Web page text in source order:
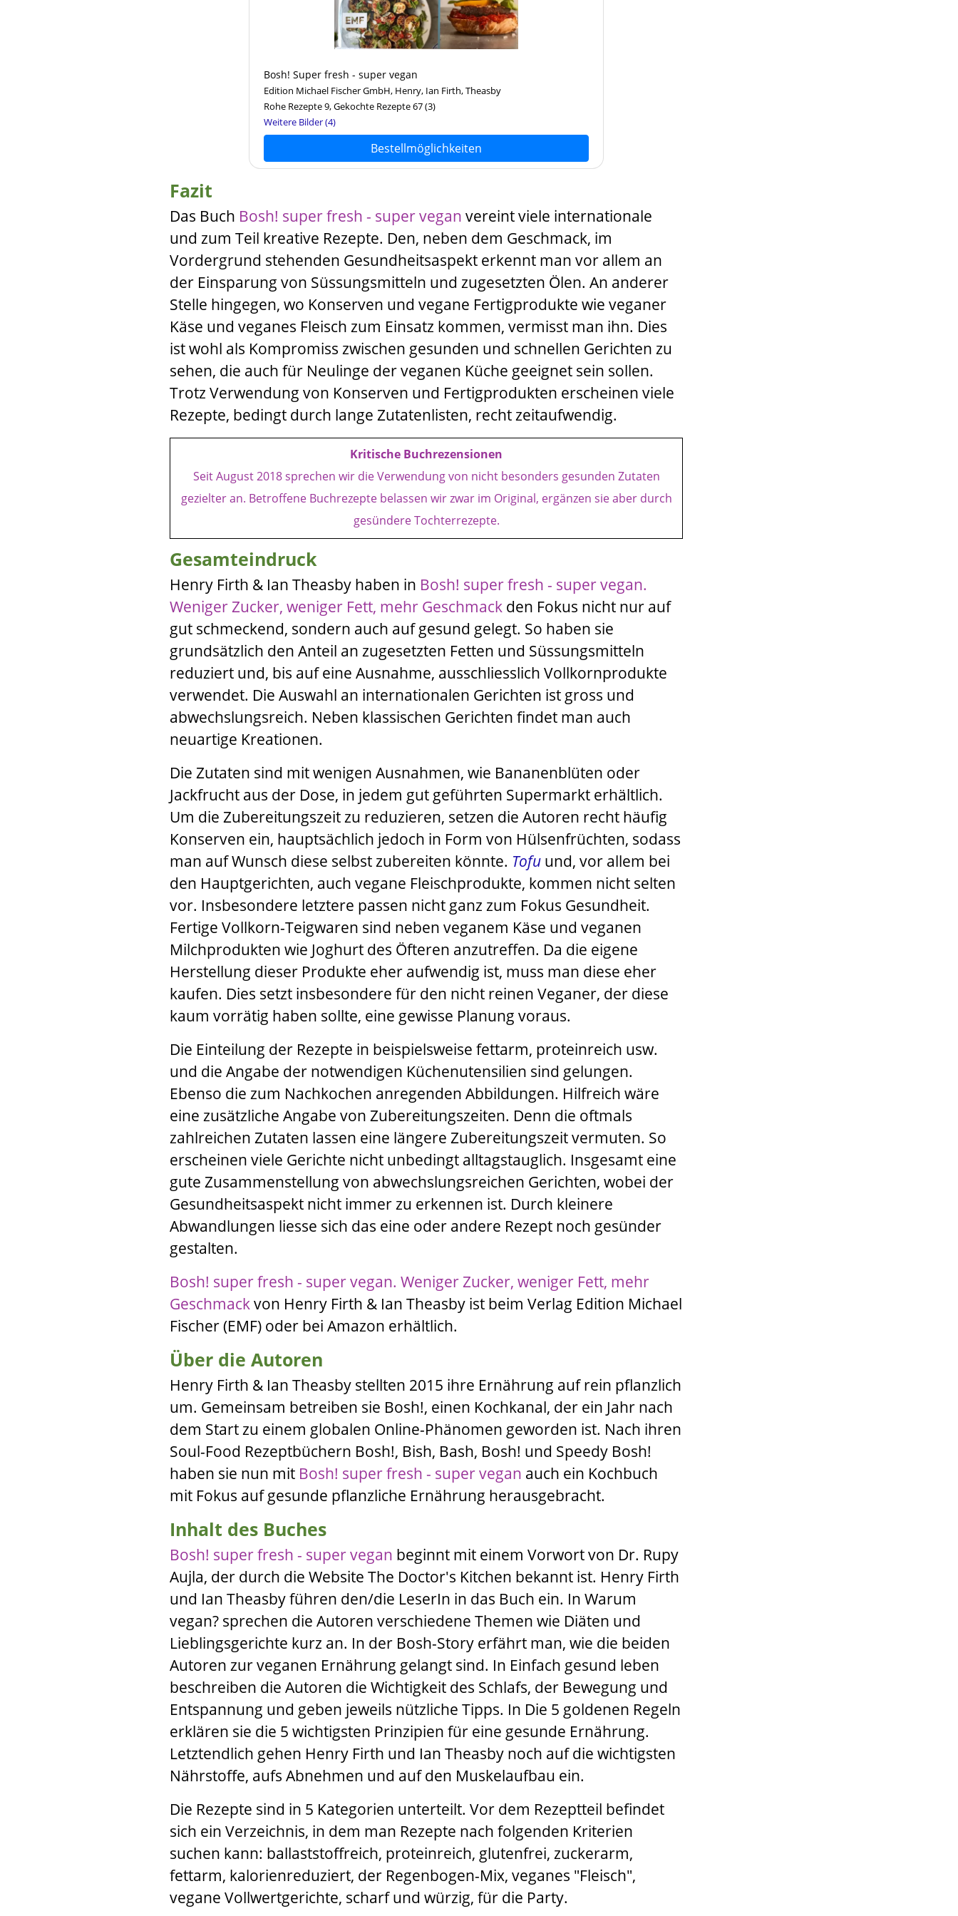
Bosh! Super fresh - super vegan
Edition Michael Fischer GmbH, Henry, Ian Firth, Theasby
Rohe Rezepte 9, Gekochte Rezepte 67(3)
Weitere Bilder (4)
Bestellmöglichkeiten
Fazit
Das Buch Bosh! super fresh - super vegan vereint viele internationale
und zum Teil kreative Rezepte. Den, neben dem Geschmack, im
Vordergrund stehenden Gesundheitsaspekt erkennt man vor allem an
der Einsparung von Süssungsmitteln und zugesetzten Ölen. An anderer
Stelle hingegen, wo Konserven und vegane Fertigprodukte wie veganer
Käse und veganes Fleisch zum Einsatz kommen, vermisst man ihn. Dies
ist wohl als Kompromiss zwischen gesunden und schnellen Gerichten zu
sehen, die auch für Neulinge der veganen Küche geeignet sein sollen.
Trotz Verwendung von Konserven und Fertigprodukten erscheinen viele
Rezepte, bedingt durch lange Zutatenlisten, recht zeitaufwendig.
Kritische Buchrezensionen
Seit August 2018 sprechen wir die Verwendung von nicht besonders gesunden Zutaten
gezielter an. Betroffene Buchrezepte belassen wir zwar im Original, ergänzen sie aber durch
gesündere Tochterrezepte.
Gesamteindruck
Henry Firth & Ian Theasby haben in Bosh! super fresh - super vegan.
Weniger Zucker, weniger Fett, mehr Geschmack den Fokus nicht nur auf
gut schmeckend, sondern auch auf gesund gelegt. So haben sie
grundsätzlich den Anteil an zugesetzten Fetten und Süssungsmitteln
reduziert und, bis auf eine Ausnahme, ausschliesslich Vollkornprodukte
verwendet. Die Auswahl an internationalen Gerichten ist gross und
abwechslungsreich. Neben klassischen Gerichten findet man auch
neuartige Kreationen.
Die Zutaten sind mit wenigen Ausnahmen, wie Bananenblüten oder
Jackfrucht aus der Dose, in jedem gut geführten Supermarkt erhältlich.
Um die Zubereitungszeit zu reduzieren, setzen die Autoren recht häufig
Konserven ein, hauptsächlich jedoch in Form von Hülsenfrüchten, sodass
man auf Wunsch diese selbst zubereiten könnte. Tofu und, vor allem bei
den Hauptgerichten, auch vegane Fleischprodukte, kommen nicht selten
vor. Insbesondere letztere passen nicht ganz zum Fokus Gesundheit.
Fertige Vollkorn-Teigwaren sind neben veganem Käse und veganen
Milchprodukten wie Joghurt des Öfteren anzutreffen. Da die eigene
Herstellung dieser Produkte eher aufwendig ist, muss man diese eher
kaufen. Dies setzt insbesondere für den nicht reinen Veganer, der diese
kaum vorrätig haben sollte, eine gewisse Planung voraus.
Die Einteilung der Rezepte in beispielsweise fettarm, proteinreich usw.
und die Angabe der notwendigen Küchenutensilien sind gelungen.
Ebenso die zum Nachkochen anregenden Abbildungen. Hilfreich wäre
eine zusätzliche Angabe von Zubereitungszeiten. Denn die oftmals
zahlreichen Zutaten lassen eine längere Zubereitungszeit vermuten. So
erscheinen viele Gerichte nicht unbedingt alltagstauglich. Insgesamt eine
gute Zusammenstellung von abwechslungsreichen Gerichten, wobei der
Gesundheitsaspekt nicht immer zu erkennen ist. Durch kleinere
Abwandlungen liesse sich das eine oder andere Rezept noch gesünder
gestalten.
Bosh! super fresh - super vegan. Weniger Zucker, weniger Fett, mehr
Geschmackvon Henry Firth & Ian Theasby ist beim Verlag Edition Michael
Fischer(EMF) oder bei Amazon erhältlich.
Über die Autoren
Henry Firth & Ian Theasby stellten 2015 ihre Ernährung auf rein pflanzlich
um. Gemeinsam betreiben sie Bosh!, einen Kochkanal, der ein Jahr nach
dem Start zu einem globalen Online-Phänomen geworden ist. Nach ihren
Soul-Food Rezeptbüchern Bosh!, Bish, Bash, Bosh! und Speedy Bosh!
haben sie nun mit Bosh! super fresh - super vegan auch ein Kochbuch
mit Fokus auf gesunde pflanzliche Ernährung herausgebracht.
Inhalt des Buches
Bosh! super fresh - super vegan beginnt mit einem Vorwort von Dr. Rupy
Aujla, der durch die Website The Doctor's Kitchen bekannt ist. Henry Firth
und Ian Theasbyführen den/die LeserIn in das Buch ein. In Warum
vegan? sprechen die Autoren verschiedene Themen wie Diäten und
Lieblingsgerichte kurz an. In der Bosh-Story erfährt man, wie die beiden
Autoren zur veganen Ernährung gelangt sind. In Einfach gesund leben
beschreiben die Autoren die Wichtigkeit des Schlafs, der Bewegung und
Entspannung und geben jeweils nützliche Tipps. In Die 5 goldenen Regeln
erklären sie die 5 wichtigsten Prinzipien für eine gesunde Ernährung.
Letztendlich gehen Henry Firth und Ian Theasby noch auf die wichtigsten
Nährstoffe, aufs Abnehmen und auf den Muskelaufbau ein.
Die Rezepte sind in 5 Kategorien unterteilt. Vor dem Rezeptteil befindet
sich ein Verzeichnis, in dem man Rezepte nach folgenden Kriterien
suchen kann: ballaststoffreich, proteinreich, glutenfrei, zuckerarm,
fettarm, kalorienreduziert, der Regenbogen-Mix, veganes "Fleisch",
vegane Vollwertgerichte, scharf und würzig, für die Party.